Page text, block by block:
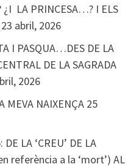
LA PRINCESA…? I ELS
23 abril, 2026
I PASQUA…DES DE LA
DE LA SAGRADA
2026
MEVA NAIXENÇA 25
LA ‘CREU’ DE LA
referència a la ‘mort’) AL